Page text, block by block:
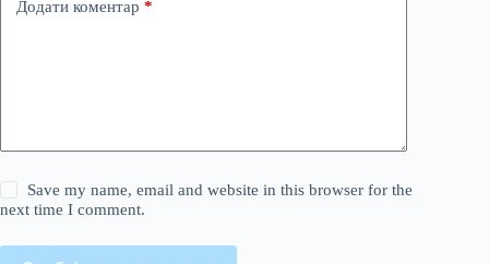
Додати коментар *
Save my name, email and website in this browser for the
next time I comment.